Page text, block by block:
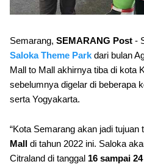
Semarang, SEMARANG Post -
Saloka Theme Park dari bulan
Mall to Mall akhirnya tiba di kota
sebelumnya digelar di beberapa
serta Yogyakarta.
“Kota Semarang akan jadi tujuan
Mall di tahun 2022 ini. Saloka
Citraland di tanggal 16 sampai